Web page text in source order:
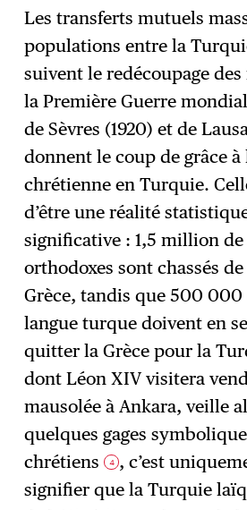
Les transferts mutuels
populations entre la
suivent le redécoupage
la Première Guerre
de Sèvres (1920) et de
donnent le coup de grâce à
chrétienne en Turquie.
d’être une réalité
significative : 1,5 million
orthodoxes sont chassés
Grèce, tandis que 500
langue turque doivent en
quitter la Grèce pour la
dont Léon XIV visitera
mausolée à Ankara, veille
quelques gages
chrétiens 4 , c’est
signifier que la Turquie